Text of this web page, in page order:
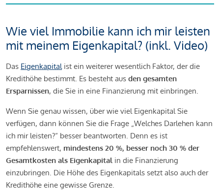
Wie viel Immobilie kann ich mir leisten
mit meinem Eigenkapital? (inkl. Video)
Das Eigenkapitalist ein weiterer wesentlich Faktor, der die
Kredithöhe bestimmt. Es besteht aus den gesamten
Ersparnissen, die Sie in eine Finanzierung mit einbringen.
Wenn Sie genau wissen, über wie viel Eigenkapital Sie
verfügen, dann können Sie die Frage „Welches Darlehen kann
ich mir leisten?“ besser beantworten. Denn es ist
empfehlenswert, mindestens 20 %, besser noch 30 % der
Gesamtkosten als Eigenkapital in die Finanzierung
einzubringen. Die Höhe des Eigenkapitals setzt also auch der
Kredithöhe eine gewisse Grenze.